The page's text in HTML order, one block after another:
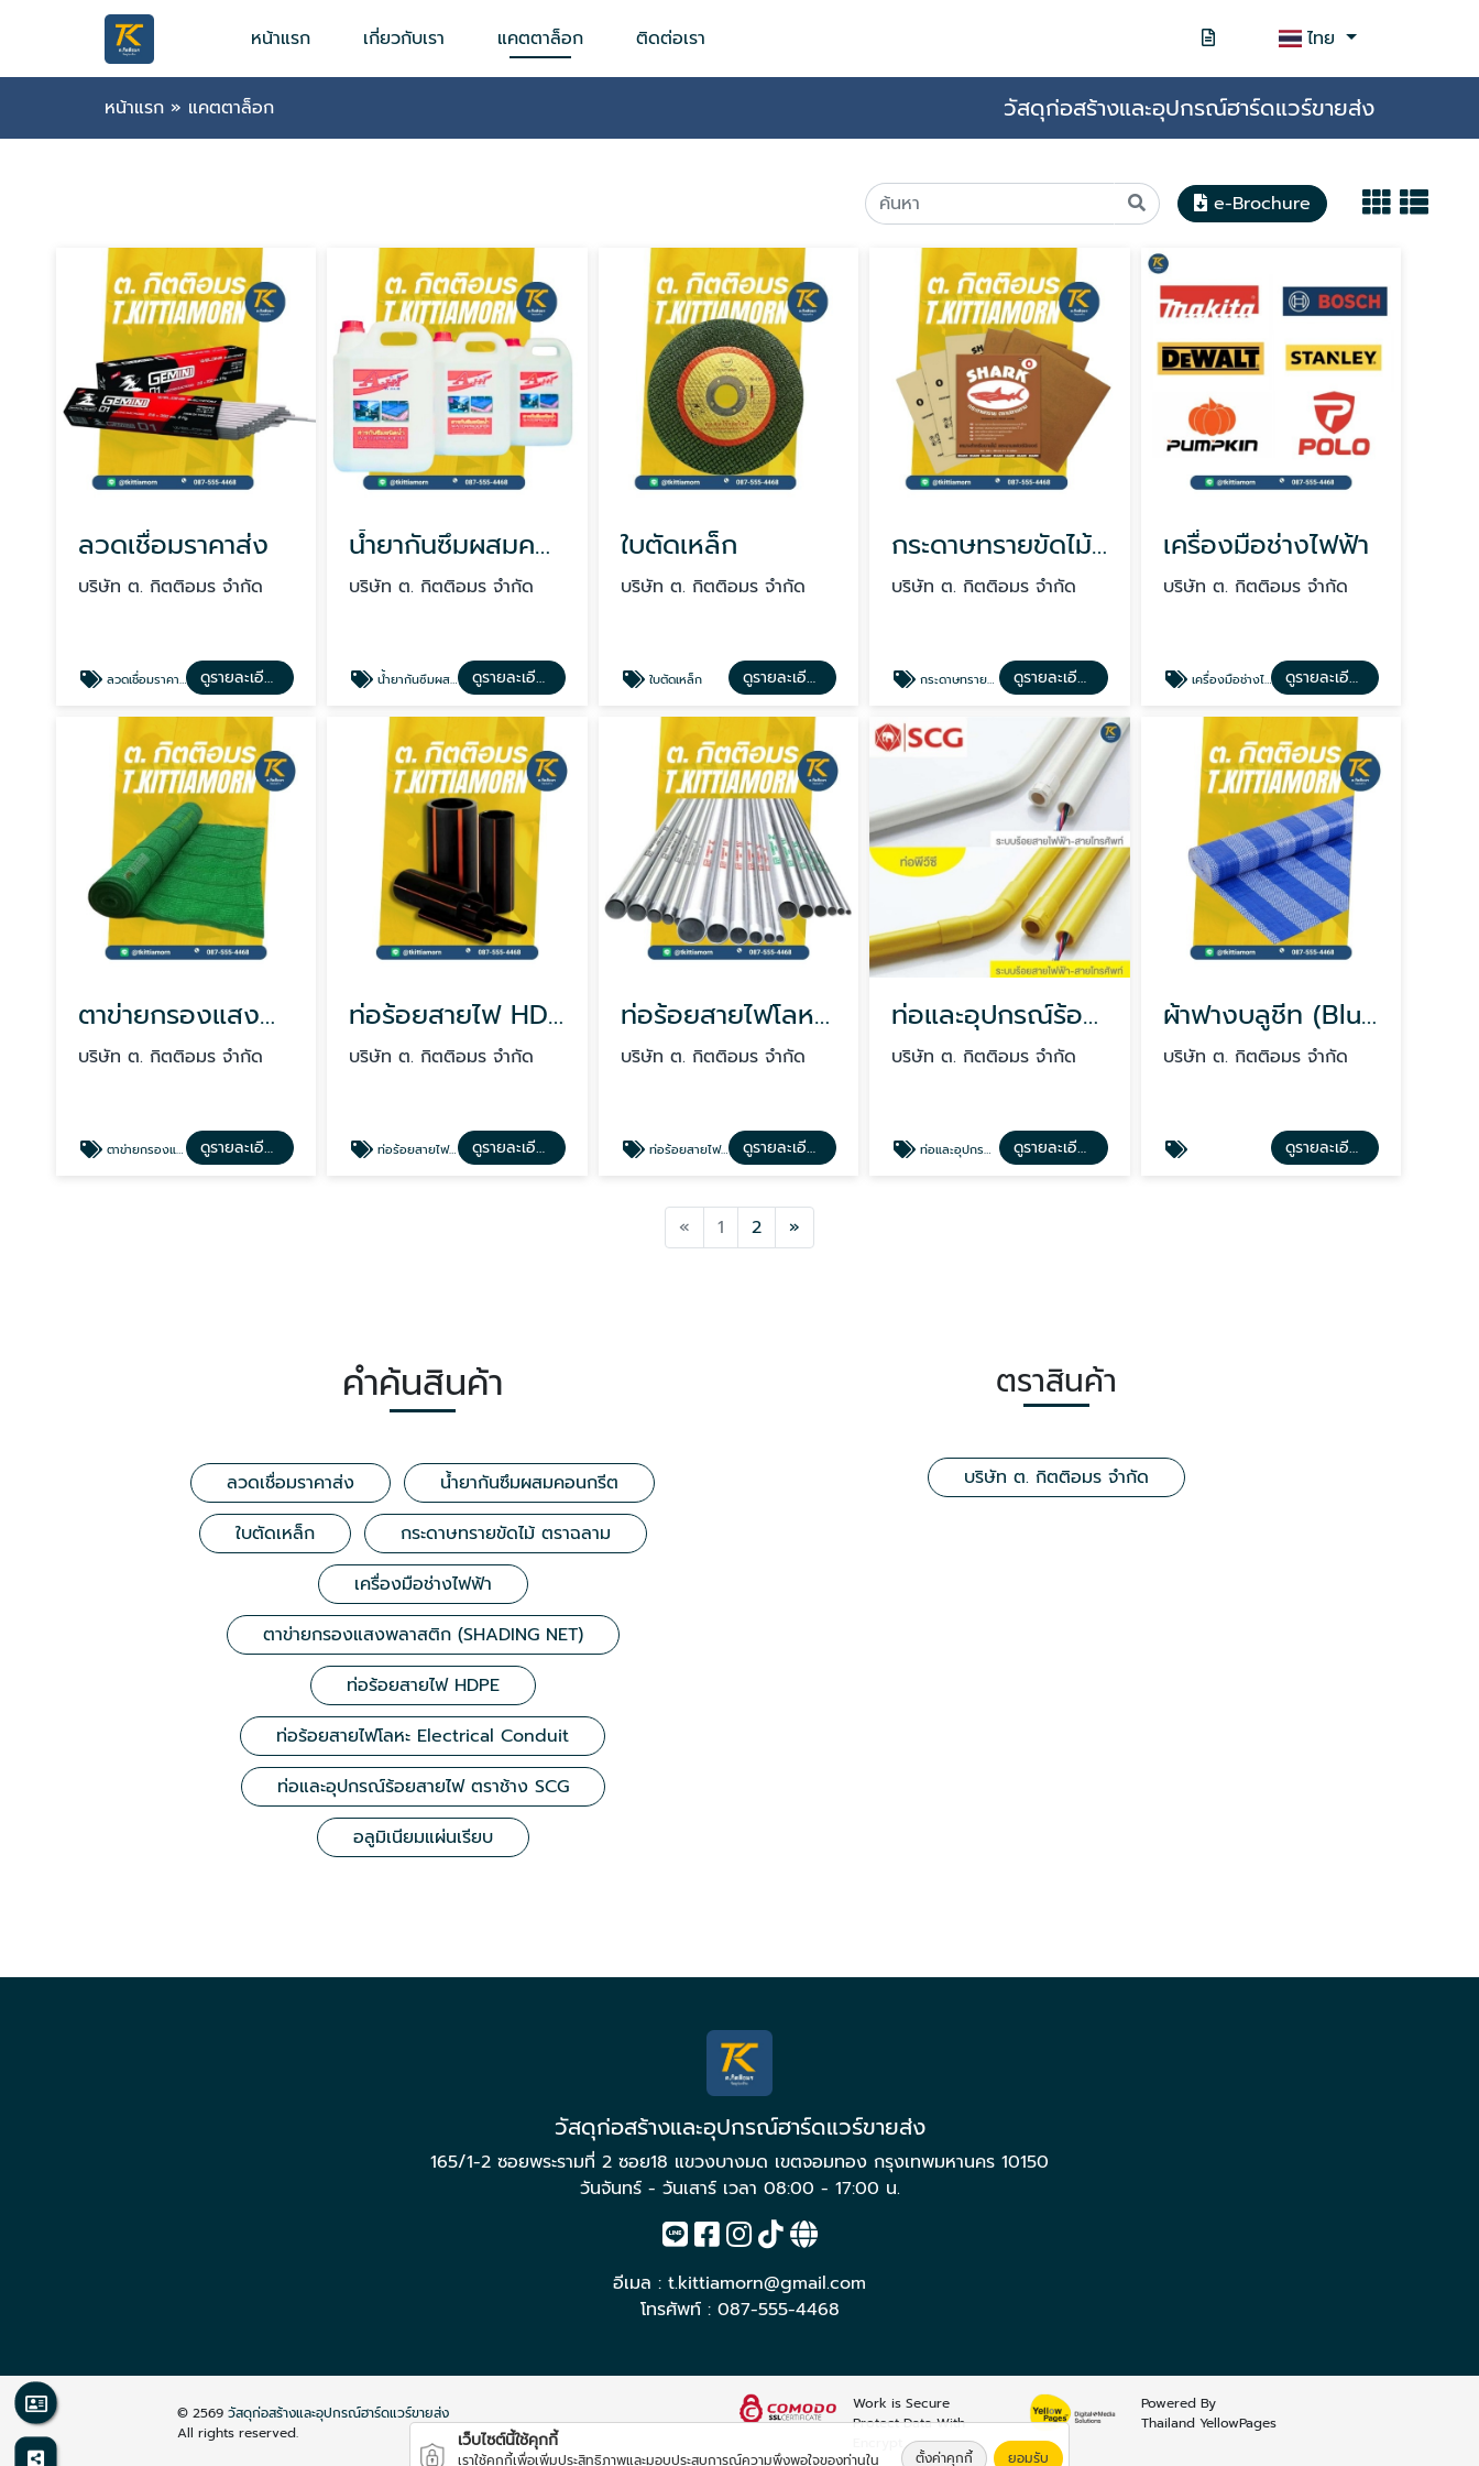
หน้าแรก เกี่ยวกับเรา แคตตาล็อก ติดต่อเรา ไทย
หน้าแรก » แคตตาล็อก วัสดุก่อสร้างและอุปกรณ์ฮาร์ดแวร์ขายส่ง
e-Brochure
ลวดเชื่อมราคาส่ง
บริษัท ต. กิตติอมร จำกัด
ลวดเชื่อมราคาส่ง ดูรายละเอียด
น้ำยากันซึมผสมคอนกรีต
บริษัท ต. กิตติอมร จำกัด
น้ำยากันซึมผสมคอนกรีต ดูรายละเอียด
ใบตัดเหล็ก
บริษัท ต. กิตติอมร จำกัด
ใบตัดเหล็ก ดูรายละเอียด
กระดาษทรายขัดไม้ ตราฉลาม
บริษัท ต. กิตติอมร จำกัด
กระดาษทรายขัดไม้ ตราฉลาม ดูรายละเอียด
เครื่องมือช่างไฟฟ้า
บริษัท ต. กิตติอมร จำกัด
เครื่องมือช่างไฟฟ้า ดูรายละเอียด
ตาข่ายกรองแสงพลาสติก (SHADING NET)
บริษัท ต. กิตติอมร จำกัด
ตาข่ายกรองแสงพลาสติก (SHADING NET) ดูรายละเอียด
ท่อร้อยสายไฟ HDPE
บริษัท ต. กิตติอมร จำกัด
ท่อร้อยสายไฟ HDPE ดูรายละเอียด
ท่อร้อยสายไฟโลหะ Electrical Conduit
บริษัท ต. กิตติอมร จำกัด
ท่อร้อยสายไฟโลหะ Electrical Conduit ดูรายละเอียด
ท่อและอุปกรณ์ร้อยสายไฟ ตราช้าง SCG
บริษัท ต. กิตติอมร จำกัด
ท่อและอุปกรณ์ร้อยสายไฟ ตราช้าง SCG ดูรายละเอียด
ผ้าฟางบลูชีท (Blue Sheet)
บริษัท ต. กิตติอมร จำกัด
ดูรายละเอียด
« Previous
1 2 »
คำค้นสินค้า
ลวดเชื่อมราคาส่ง
น้ำยากันซึมผสมคอนกรีต
ใบตัดเหล็ก
กระดาษทรายขัดไม้ ตราฉลาม
เครื่องมือช่างไฟฟ้า
ตาข่ายกรองแสงพลาสติก (SHADING NET)
ท่อร้อยสายไฟ HDPE
ท่อร้อยสายไฟโลหะ Electrical Conduit
ท่อและอุปกรณ์ร้อยสายไฟ ตราช้าง SCG
อลูมิเนียมแผ่นเรียบ
ตราสินค้า
บริษัท ต. กิตติอมร จำกัด
วัสดุก่อสร้างและอุปกรณ์ฮาร์ดแวร์ขายส่ง
165/1-2 ซอยพระรามที่ 2 ซอย18 แขวงบางมด เขตจอมทอง กรุงเทพมหานคร 10150
วันจันทร์ - วันเสาร์ เวลา 08:00 - 17:00 น.
อีเมล : t.kittiamorn@gmail.com
โทรศัพท์ : 087-555-4468
© 2569วัสดุก่อสร้างและอุปกรณ์ฮาร์ดแวร์ขายส่ง
All rights reserved.
Work is Secure
Protect Data With
Powered By
Thailand YellowPages
เว็บไซต์นี้ใช้คุกกี้
เราใช้คุกกี้เพื่อเพิ่มประสิทธิภาพและมอบประสบการณ์ความพึงพอใจของท่านใน ตั้งค่าคุกกี้ ยอมรับ